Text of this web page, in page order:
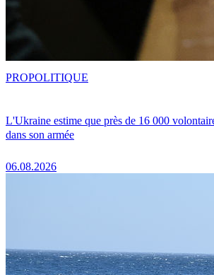
L'Ukraine estime que près de 16 000
dans son armée
06.08.2026
PROPOLITIQUE